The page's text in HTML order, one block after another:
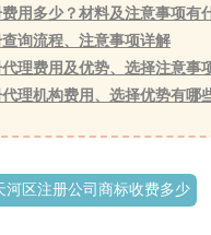
用多少？材料及注意事项有
询流程、注意事项详解
理费用及优势、选择注意事
理机构费用、选择优势有哪
河区注册公司商标收费多少